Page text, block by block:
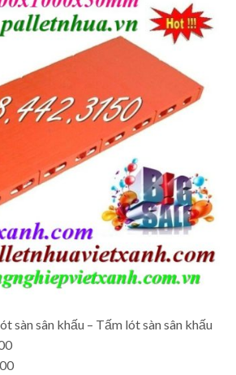
sàn sân khấu – Tấm lót sàn sân khấu